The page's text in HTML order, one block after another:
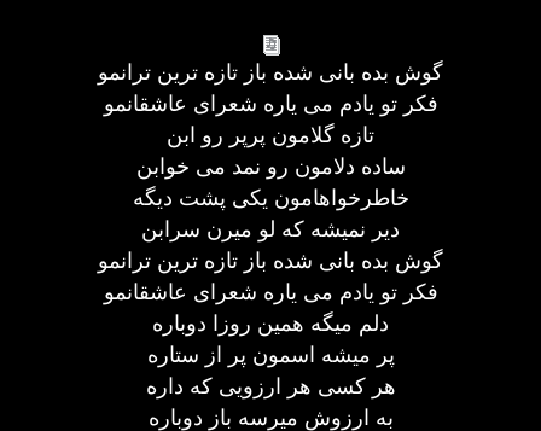
گوش بده بانی شده باز تازه ترین ترانمو
فکر تو یادم می یاره شعرای عاشقانمو
تازه گلامون پرپر رو ابن
ساده دلامون رو نمد می خوابن
خاطرخواهامون یکی پشت دیگه
دیر نمیشه که لو میرن سرابن
گوش بده بانی شده باز تازه ترین ترانمو
فکر تو یادم می یاره شعرای عاشقانمو
دلم میگه همین روزا دوباره
پر میشه اسمون پر از ستاره
هر کسی هر ارزویی که داره
به ارزوش میرسه باز دوباره